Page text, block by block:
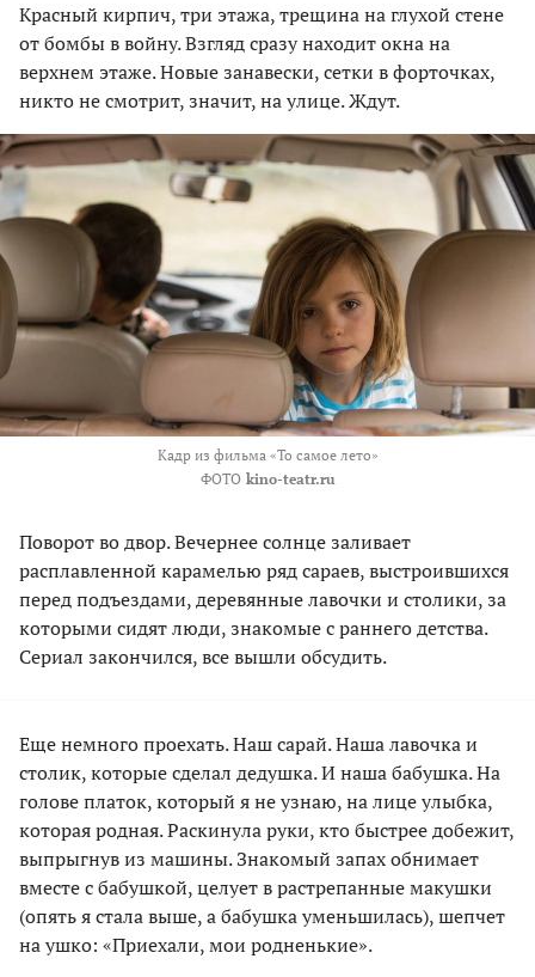
Красный кирпич, три этажа, трещина на глухой стене
от бомбы в войну. Взгляд сразу находит окна на
верхнем этаже. Новые занавески, сетки в форточках,
никто не смотрит, значит, на улице. Ждут.
Кадр из фильма «То самое лето»
ФОТО kino-teatr.ru
Поворот во двор. Вечернее солнце заливает
расплавленной карамелью ряд сараев, выстроившихся
перед подъездами, деревянные лавочки и столики, за
которыми сидят люди, знакомые с раннего детства.
Сериал закончился, все вышли обсудить.
Еще немного проехать. Наш сарай. Наша лавочка и
столик, которые сделал дедушка. И наша бабушка. На
голове платок, который я не узнаю, на лице улыбка,
которая родная. Раскинула руки, кто быстрее добежит,
выпрыгнув из машины. Знакомый запах обнимает
вместе с бабушкой, целует в растрепанные макушки
(опять я стала выше, а бабушка уменьшилась), шепчет
на ушко: «Приехали, мои родненькие».